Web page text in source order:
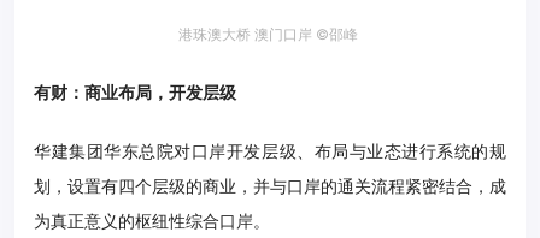
港珠澳大桥 澳门口岸 ©邵峰
有财：商业布局，开发层级
华建集团华东总院对口岸开发层级、布局与业态进行系统的规
划，设置有四个层级的商业，并与口岸的通关流程紧密结合，成
为真正意义的枢纽性综合口岸。